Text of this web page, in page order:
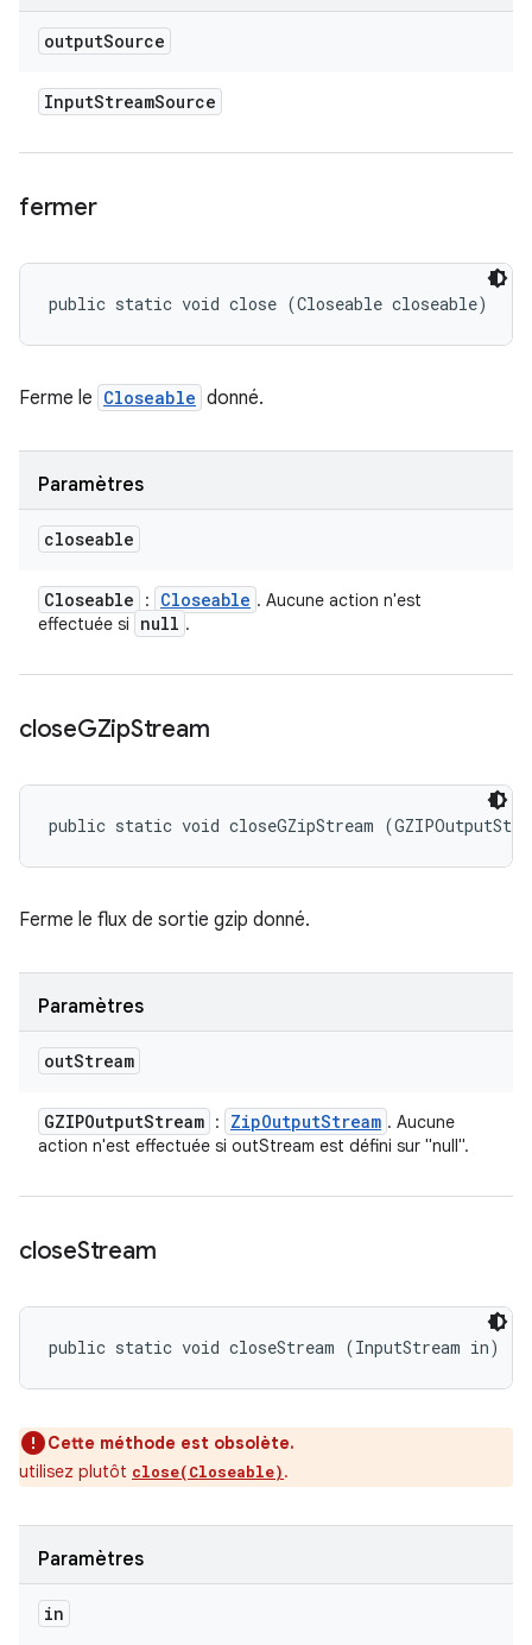
outputSource
InputStreamSource
fermer
public static void close (Closeable closeable)
Ferme le Closeable donné.
Paramètres
closeable
Closeable : Closeable . Aucune action n'est
effectuée si
null .
closeGZipStream
public static void closeGZipStream
Ferme le flux de sortie gzip donné.
Paramètres
outStream
GZIPOutputStream : ZipOutputStream . Aucune
action n'est effectuée si outStream est défini sur "null".
closeStream
public static void closeStream (InputStream in)
Cette méthode est obsolète.
utilisez plutôt close(Closeable).
Paramètres
in